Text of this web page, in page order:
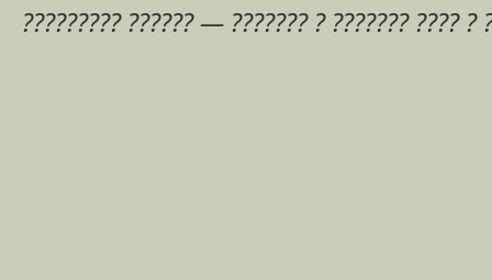
????????? ?????? — ??????? ? ??????? ???? ?